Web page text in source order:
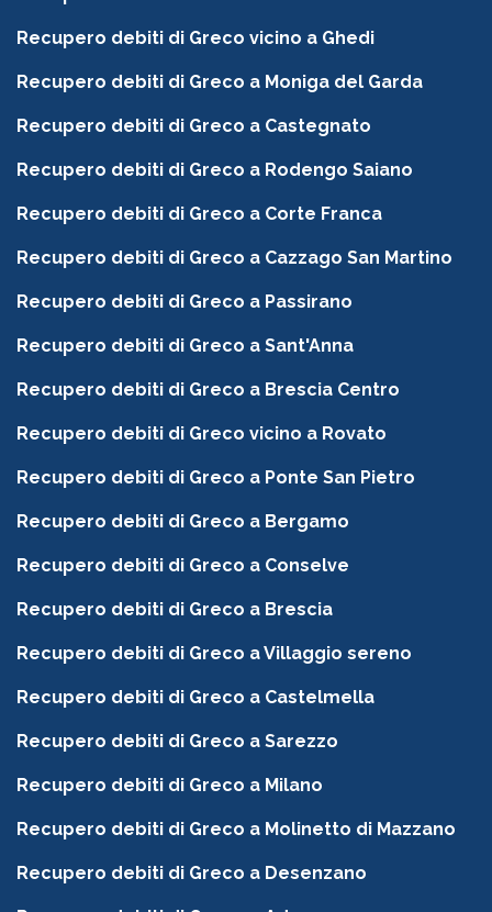
Recupero debiti di Greco vicino a Ghedi
Recupero debiti di Greco a Moniga del Garda
Recupero debiti di Greco a Castegnato
Recupero debiti di Greco a Rodengo Saiano
Recupero debiti di Greco a Corte Franca
Recupero debiti di Greco a Cazzago San Martino
Recupero debiti di Greco a Passirano
Recupero debiti di Greco a Sant'Anna
Recupero debiti di Greco a Brescia Centro
Recupero debiti di Greco vicino a Rovato
Recupero debiti di Greco a Ponte San Pietro
Recupero debiti di Greco a Bergamo
Recupero debiti di Greco a Conselve
Recupero debiti di Greco a Brescia
Recupero debiti di Greco a Villaggio sereno
Recupero debiti di Greco a Castelmella
Recupero debiti di Greco a Sarezzo
Recupero debiti di Greco a Milano
Recupero debiti di Greco a Molinetto di Mazzano
Recupero debiti di Greco a Desenzano